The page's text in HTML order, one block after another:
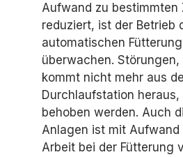
Aufwand zu bestimmten
reduziert, ist der Betrieb
automatischen
überwachen.
kommt nicht mehr aus
Durchlaufstation heraus,
behoben werden. Auch
Anlagen ist mit Aufwand
Arbeit bei der Fütterung